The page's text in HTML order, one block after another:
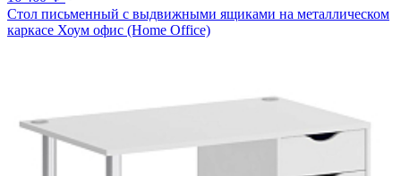
Стол письменный с выдвижными ящиками на металлическом
каркасе Хоум офис (Home Office)